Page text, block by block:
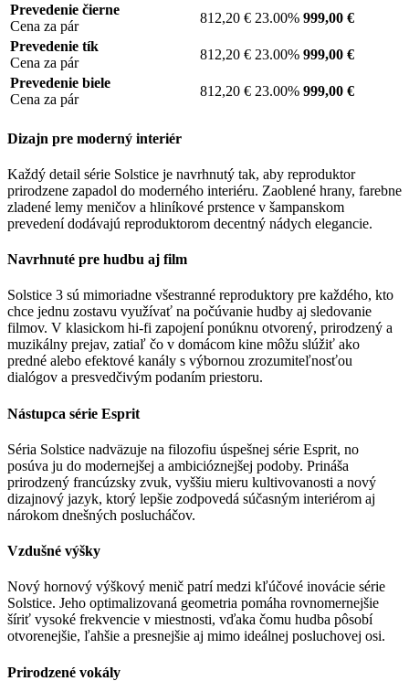
Prevedenie čierne
Cena za pár
812,20 € 23.00% 999,00 €
Prevedenie tík
Cena za pár
812,20 € 23.00% 999,00 €
Prevedenie biele
Cena za pár
812,20 € 23.00% 999,00 €
Dizajn pre moderný interiér
Každý detail série Solstice je navrhnutý tak, aby reproduktor
prirodzene zapadol do moderného interiéru. Zaoblené hrany, farebne
zladené lemy meničov a hliníkové prstence v šampanskom
prevedení dodávajú reproduktorom decentný nádych elegancie.
Navrhnuté pre hudbu aj film
Solstice 3 sú mimoriadne všestranné reproduktory pre každého, kto
chce jednu zostavu využívať na počúvanie hudby aj sledovanie
filmov. V klasickom hi-fi zapojení ponúknu otvorený, prirodzený a
muzikálny prejav, zatiaľ čo v domácom kine môžu slúžiť ako
predné alebo efektové kanály s výbornou zrozumiteľnosťou
dialógov a presvedčivým podaním priestoru.
Nástupca série Esprit
Séria Solstice nadväzuje na filozofiu úspešnej série Esprit, no
posúva ju do modernejšej a ambicióznejšej podoby. Prináša
prirodzený francúzsky zvuk, vyššiu mieru kultivovanosti a nový
dizajnový jazyk, ktorý lepšie zodpovedá súčasným interiérom aj
nárokom dnešných poslucháčov.
Vzdušné výšky
Nový hornový výškový menič patrí medzi kľúčové inovácie série
Solstice. Jeho optimalizovaná geometria pomáha rovnomernejšie
šíriť vysoké frekvencie v miestnosti, vďaka čomu hudba pôsobí
otvorenejšie, ľahšie a presnejšie aj mimo ideálnej posluchovej osi.
Prirodzené vokály